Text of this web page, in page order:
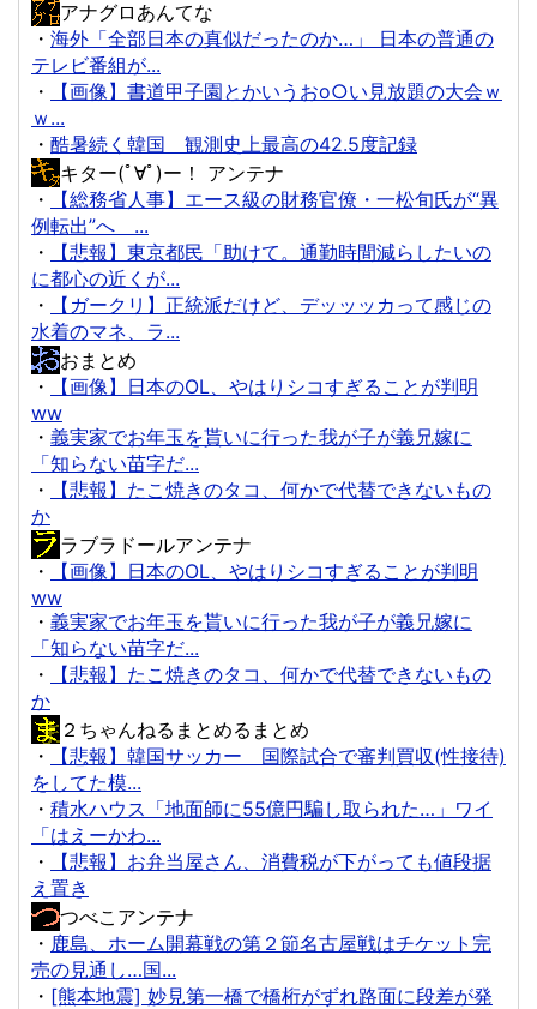
アナグロあんてな
・ 海外「全部日本の真似だったのか…」 日本の普通の
テレビ番組が...
・
【画像】書道甲子園とかいうおo○い見放題の大会ｗ
ｗ...
・ 酷暑続く韓国 観測史上最高の42.5度記録
キター(ﾟ∀ﾟ)ー！ アンテナ
・
【総務省人事】エース級の財務官僚・一松旬氏が“異
例転出”へ ...
・
【悲報】東京都民「助けて。通勤時間減らしたいの
に都心の近くが...
・
【ガークリ】正統派だけど、デッッッカって感じの
水着のマネ、ラ...
おまとめ
・
【画像】日本のOL、やはりシコすぎることが判明
ww
・ 義実家でお年玉を貰いに行った我が子が義兄嫁に
「知らない苗字だ...
・
【悲報】たこ焼きのタコ、何かで代替できないもの
か
ラブラドールアンテナ
・
【画像】日本のOL、やはりシコすぎることが判明
ww
・ 義実家でお年玉を貰いに行った我が子が義兄嫁に
「知らない苗字だ...
・
【悲報】たこ焼きのタコ、何かで代替できないもの
か
２ちゃんねるまとめるまとめ
・
【悲報】韓国サッカー 国際試合で審判買収(性接待)
をしてた模...
・ 積水ハウス「地面師に55億円騙し取られた…」ワイ
「はえーかわ...
・
【悲報】お弁当屋さん、消費税が下がっても値段据
え置き
つべこアンテナ
・ 鹿島、ホーム開幕戦の第２節名古屋戦はチケット完
売の見通し…国...
・ [熊本地震] 妙見第一橋で橋桁がずれ路面に段差が発